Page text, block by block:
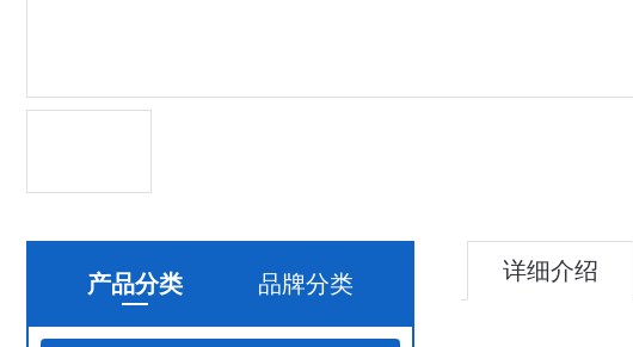
产品分类 品牌分类 详细介绍